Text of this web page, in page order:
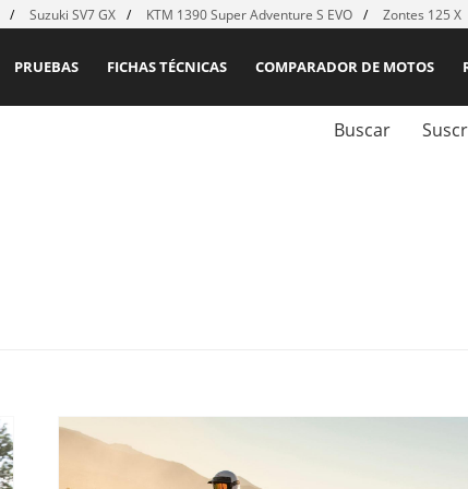
Suzuki SV7 GX KTM 1390 Super Adventure S EVO Zontes 125 X
COMPARADOR DE MOTOS
FICHAS TÉCNICAS
PRUEBAS
Buscar